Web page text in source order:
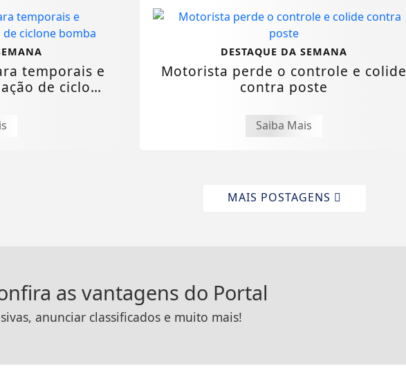
temporais e
de ciclone
DESTAQUE DA SEMANA
Motorista perde o controle e colide
contra poste
Saiba Mais
MAIS POSTAGENS
as vantagens do Portal
anunciar classificados e muito mais!